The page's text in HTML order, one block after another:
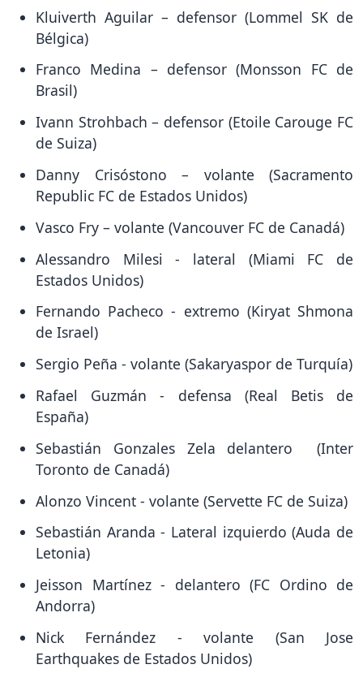
Kluiverth Aguilar – defensor (Lommel SK de
Bélgica)
Franco Medina – defensor (Monsson FC de
Brasil)
Ivann Strohbach – defensor (Etoile Carouge FC
de Suiza)
Danny Crisóstono – volante (Sacramento
Republic FC de Estados Unidos)
Vasco Fry – volante (Vancouver FC de Canadá)
Alessandro Milesi - lateral (Miami FC de
Estados Unidos)
Fernando Pacheco - extremo (Kiryat Shmona
de Israel)
Sergio Peña - volante (Sakaryaspor de Turquía)
Rafael Guzmán - defensa (Real Betis de
España)
Sebastián Gonzales Zela delantero (Inter
Toronto de Canadá)
Alonzo Vincent - volante (Servette FC de Suiza)
Sebastián Aranda - Lateral izquierdo (Auda de
Letonia)
Jeisson Martínez - delantero (FC Ordino de
Andorra)
Nick Fernández - volante (San Jose
Earthquakes de Estados Unidos)